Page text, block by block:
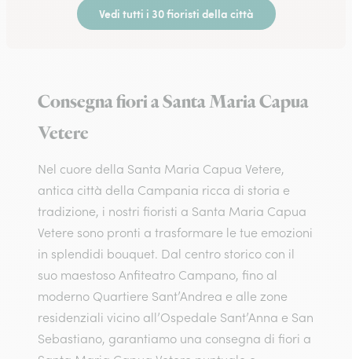
Vedi tutti i 30 fioristi della città
Consegna fiori a Santa Maria Capua
Vetere
Nel cuore della Santa Maria Capua Vetere,
antica città della Campania ricca di storia e
tradizione, i nostri fioristi a Santa Maria Capua
Vetere sono pronti a trasformare le tue emozioni
in splendidi bouquet. Dal centro storico con il
suo maestoso Anfiteatro Campano, fino al
moderno Quartiere Sant’Andrea e alle zone
residenziali vicino all’Ospedale Sant’Anna e San
Sebastiano, garantiamo una consegna di fiori a